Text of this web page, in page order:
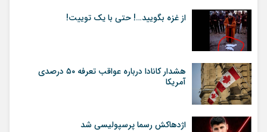
از غزه بگویید…! حتی با یک توییت!
هشدار کانادا درباره عواقب تعرفه ۵۰ درصدی
آمریکا
اژدهاکش رسما پرسپولیسی شد